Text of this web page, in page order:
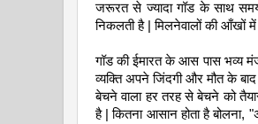
जरूरत से ज्यादा गॉड के साथ समय
निकलती है | मिलनेवालों की आँखों में
गॉड की ईमारत के आस पास भव्य
व्यक्ति अपने जिंदगी और मौत के
बेचने वाला हर तरह से बेचने को
है | कितना आसान होता है बोलना,